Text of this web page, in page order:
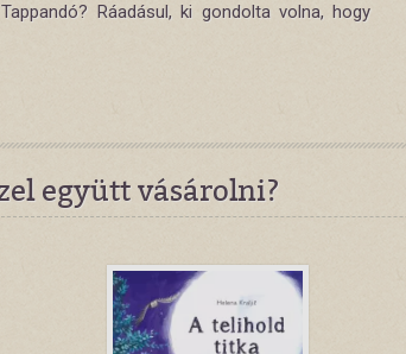
Ráadásul, ki gondolta volna, hogy
együtt vásárolni?